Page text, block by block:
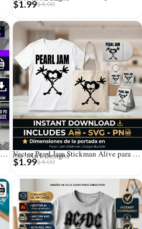
$4.00
$1.99
Vector KISS Banda Rock Caras Stencil para Estampado y Corte Vector Pearl Jam Stickman Alive para Estampado y Corte
Por: Mark Designs
$4.00
$1.99